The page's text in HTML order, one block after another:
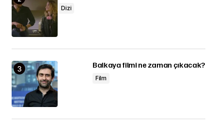
Dizi
Balkaya filmi ne zaman çıkacak?
Film